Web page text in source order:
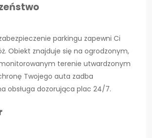
parkingu zapewni Ci
Obiekt znajduje się na ogrodzonym,
terenie utwardzonym
Twojego auta zadba
obsługa dozorująca plac 24/7.